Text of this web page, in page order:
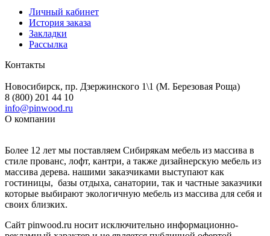
Личный кабинет
История заказа
Закладки
Рассылка
Контакты
Новосибирск, пр. Дзержинского 1\1 (М. Березовая Роща)
8 (800) 201 44 10
info@pinwood.ru
О компании
Более 12 лет мы поставляем Сибирякам мебель из массива в
стиле прованс, лофт, кантри, а также дизайнерскую мебель из
массива дерева. нашими заказчиками выступают как
гостиницы, базы отдыха, санатории, так и частные заказчики
которые выбирают экологичную мебель из массива для себя и
своих близких.
Сайт pinwood.ru носит исключительно информационно-